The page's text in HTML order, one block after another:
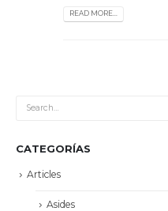
READ MORE...
CATEGORÍAS
Articles
Asides